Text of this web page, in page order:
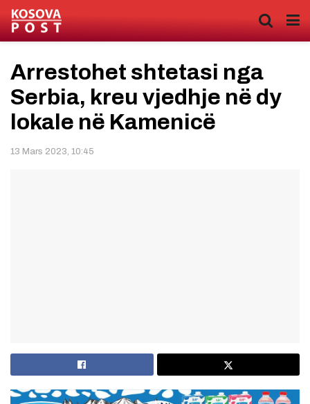
Arrestohet shtetasi nga
Serbia, kreu vjedhje në dy
lokale në Kamenicë
13 Mars 2023, 10:45